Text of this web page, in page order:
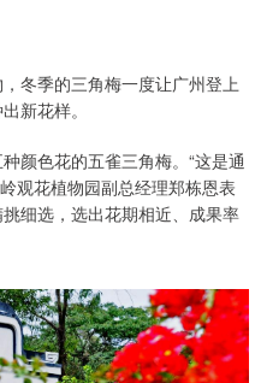
冬季的三角梅一度让广州登上
新花样。
颜色花的五雀三角梅。“这是通
观花植物园副总经理郑栋恩表
细选，选出花期相近、成果率